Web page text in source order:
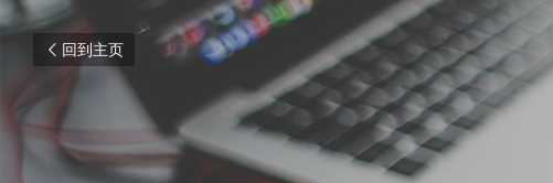
回到主页